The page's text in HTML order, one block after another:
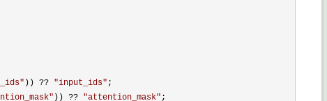
" )) ?? "input_ids" ;
" )) ?? "attention_mask" ;